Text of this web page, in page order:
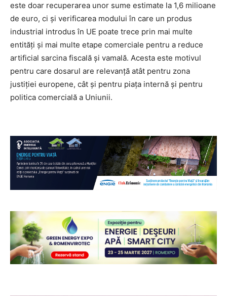
este doar recuperarea unor sume estimate la 1,6 milioane
de euro, ci și verificarea modului în care un produs
industrial introdus în UE poate trece prin mai multe
entități și mai multe etape comerciale pentru a reduce
artificial sarcina fiscală și vamală. Acesta este motivul
pentru care dosarul are relevanță atât pentru zona
justiției europene, cât și pentru piața internă și pentru
politica comercială a Uniunii.